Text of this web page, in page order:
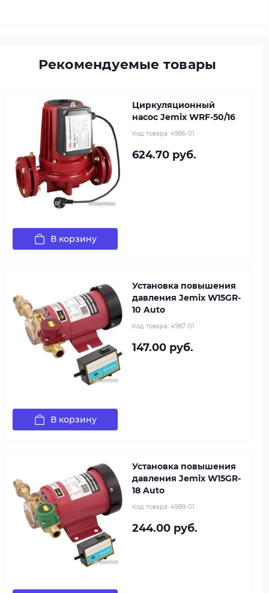
Рекомендуемые товары
Циркуляционный
насос Jemix WRF-50/16
Код товара: 4986-01
624.70 руб.
В корзину
Установка повышения
давления Jemix W15GR-
10 Auto
Код товара: 4987-01
147.00 руб.
В корзину
Установка повышения
давления Jemix W15GR-
18 Auto
Код товара: 4989-01
244.00 руб.